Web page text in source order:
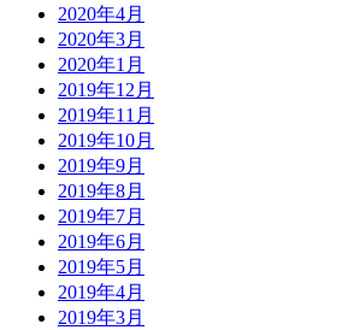
2020年4月
2020年3月
2020年1月
2019年12月
2019年11月
2019年10月
2019年9月
2019年8月
2019年7月
2019年6月
2019年5月
2019年4月
2019年3月